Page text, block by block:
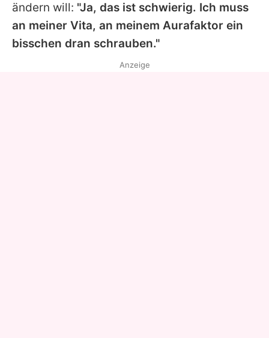
ändern will: "Ja, das ist schwierig. Ich muss
an meiner Vita, an meinem Aurafaktor ein
bisschen dran schrauben."
Anzeige